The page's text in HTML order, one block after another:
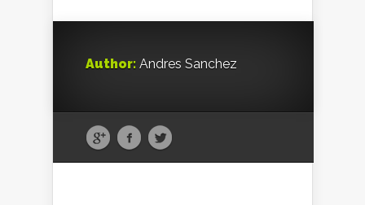
Author: Andres Sanchez